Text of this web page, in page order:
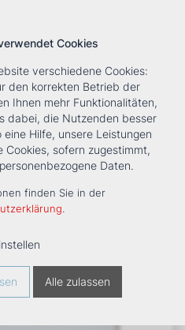
Karriere KontaktSuche
› FANCOILS › DXD ECM
Cookies
verschiedene Cookies:
den korrekten Betrieb der
Ihnen mehr Funktionalitäten,
dabei, die Nutzenden besser
Hilfe, unsere Leistungen
Cookies, sofern zugestimmt,
Daten.
finden Sie in der
.
Alle zulassen